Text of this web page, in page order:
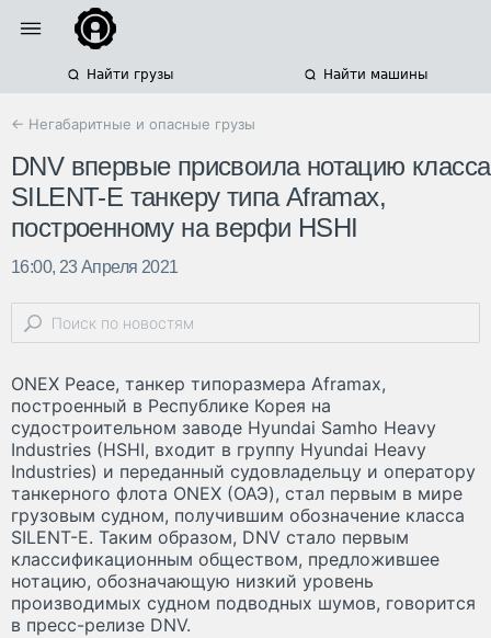
Найти грузы Найти машины
← Негабаритные и опасные грузы
DNV впервые присвоила нотацию класса
SILENT-E танкеру типа Aframax,
построенному на верфи HSHI
16:00, 23 Апреля 2021
ONEX Peace, танкер типоразмера Aframax,
построенный в Республике Корея на
судостроительном заводе Hyundai Samho Heavy
Industries (HSHI, входит в группу Hyundai Heavy
Industries) и переданный судовладельцу и оператору
танкерного флота ONEX (ОАЭ), стал первым в мире
грузовым судном, получившим обозначение класса
SILENT-E. Таким образом, DNV стало первым
классификационным обществом, предложившее
нотацию, обозначающую низкий уровень
производимых судном подводных шумов, говорится
в пресс-релизе DNV.